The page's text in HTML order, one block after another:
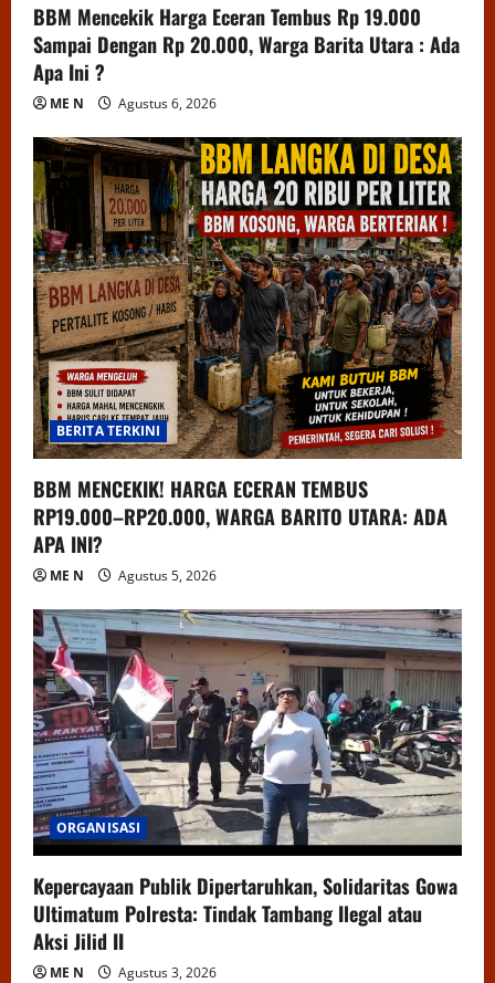
BBM Mencekik Harga Eceran Tembus Rp 19.000
Sampai Dengan Rp 20.000, Warga Barita Utara : Ada
Apa Ini ?
ME N Agustus 6, 2026
BERITA TERKINI
BBM MENCEKIK! HARGA ECERAN TEMBUS
RP19.000–RP20.000, WARGA BARITO UTARA: ADA
APA INI?
ME N Agustus 5, 2026
ORGANISASI
Kepercayaan Publik Dipertaruhkan, Solidaritas Gowa
Ultimatum Polresta: Tindak Tambang Ilegal atau
Aksi Jilid II
ME N Agustus 3, 2026